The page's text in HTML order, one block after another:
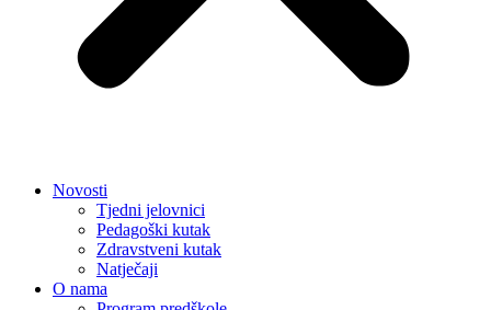
Novosti
Tjedni jelovnici
Pedagoški kutak
Zdravstveni kutak
Natječaji
O nama